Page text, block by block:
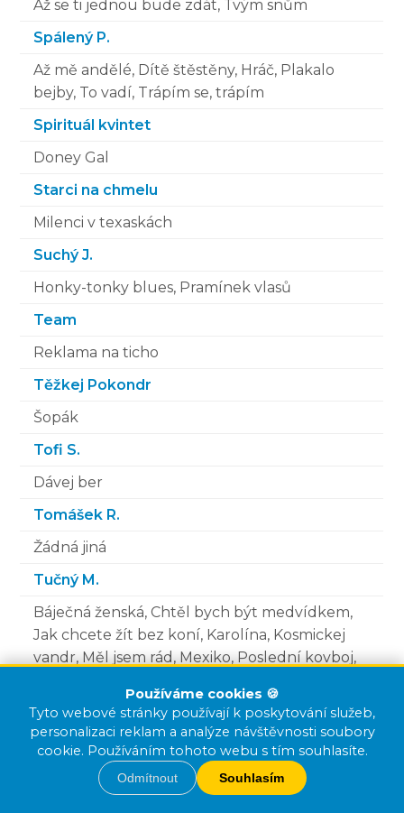
Až se ti jednou bude zdát, Tvým snům
Spálený P.
Až mě andělé, Dítě štěstěny, Hráč, Plakalo
bejby, To vadí, Trápím se, trápím
Spirituál kvintet
Doney Gal
Starci na chmelu
Milenci v texaskách
Suchý J.
Honky-tonky blues, Pramínek vlasů
Team
Reklama na ticho
Těžkej Pokondr
Šopák
Tofi S.
Dávej ber
Tomášek R.
Žádná jiná
Tučný M.
Báječná ženská, Chtěl bych být medvídkem,
Jak chcete žít bez koní, Karolína, Kosmickej
vandr, Měl jsem rád, Mexiko, Poslední kovboj,
u nebeských bran, Zdám se ti lepší nežli jsem,
El Paso
Turbo
Chtěl jsem jednou mít
Používáme cookies 🍪
Tyto webové stránky používají k poskytování služeb,
personalizaci reklam a analýze návštěvnosti soubory
cookie. Používáním tohoto webu s tím souhlasíte.
Odmítnout Souhlasím